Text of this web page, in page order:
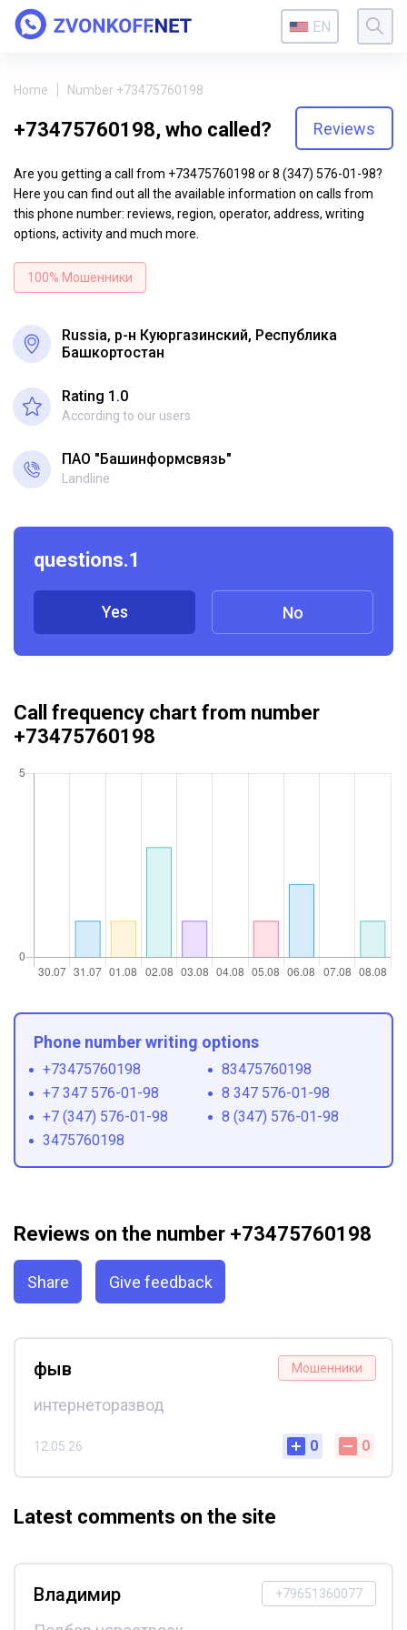
EN
Home Number +73475760198
+73475760198, who called? Reviews
Are you getting a call from +73475760198 or 8 (347) 576-01-98?
Here you can find out all the available information on calls from
this phone number: reviews, region, operator, address, writing
options, activity and much more.
100% Мошенники
Russia, р-н Куюргазинский, Республика
Башкортостан
Rating 1.0
According to our users
ПАО "Башинформсвязь"
Landline
questions.1
Yes No
Call frequency chart from number
+73475760198
Phone number writing options
+73475760198
83475760198
+7 347 576-01-98
8 347 576-01-98
+7 (347) 576-01-98
8 (347) 576-01-98
3475760198
Reviews on the number +73475760198
Share Give feedback
Мошенники
фыв
интернеторазвод
12.05.26 0 0
Latest comments on the site
+79651360077
Владимир